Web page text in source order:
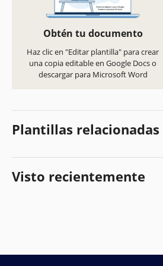
Obtén tu documento
Haz clic en "Editar plantilla" para crear
una copia editable en Google Docs o
descargar para Microsoft Word
Plantillas relacionadas
Visto recientemente